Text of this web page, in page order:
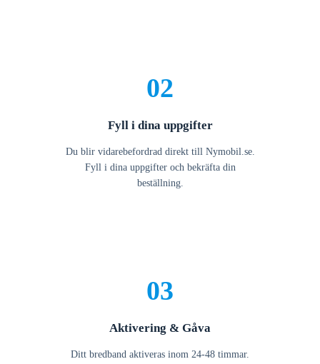
02
Fyll i dina uppgifter
Du blir vidarebefordrad direkt till Nymobil.se.
Fyll i dina uppgifter och bekräfta din
beställning.
03
Aktivering & Gåva
Ditt bredband aktiveras inom 24-48 timmar.